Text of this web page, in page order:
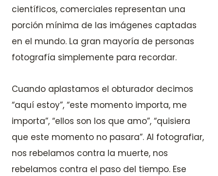
científicos, comerciales representan una
porción mínima de las imágenes captadas
en el mundo. La gran mayoría de personas
fotografía simplemente para recordar.
Cuando aplastamos el obturador decimos
“aquí estoy”, “este momento importa, me
importa”, “ellos son los que amo”, “quisiera
que este momento no pasara”. Al fotografiar,
nos rebelamos contra la muerte, nos
rebelamos contra el paso del tiempo. Ese